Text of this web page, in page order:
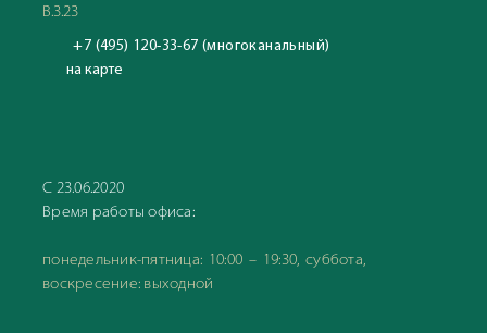
В.3.23
+7 (495) 120-33-67 (многоканальный)
на карте
С 23.06.2020
Время работы офиса:
понедельник-пятница: 10:00 – 19:30, суббота,
воскресение: выходной